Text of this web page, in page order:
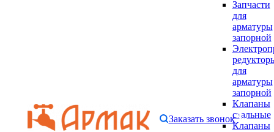
Запчасти
для
арматуры
запорной
для
арматуры
запорной
Клапаны
стальные
Клапаны
Заказать звонок